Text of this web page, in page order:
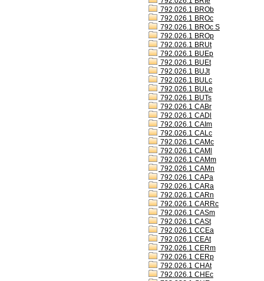
792.026.1 BROb
792.026.1 BROc
792.026.1 BROc S
792.026.1 BROp
792.026.1 BRUt
792.026.1 BUEp
792.026.1 BUEt
792.026.1 BUJt
792.026.1 BULc
792.026.1 BULe
792.026.1 BUTs
792.026.1 CABr
792.026.1 CADl
792.026.1 CAIm
792.026.1 CALc
792.026.1 CAMc
792.026.1 CAMl
792.026.1 CAMm
792.026.1 CAMn
792.026.1 CAPa
792.026.1 CARa
792.026.1 CARn
792.026.1 CARRc
792.026.1 CASm
792.026.1 CASt
792.026.1 CCEa
792.026.1 CEAt
792.026.1 CERm
792.026.1 CERp
792.026.1 CHAt
792.026.1 CHEc